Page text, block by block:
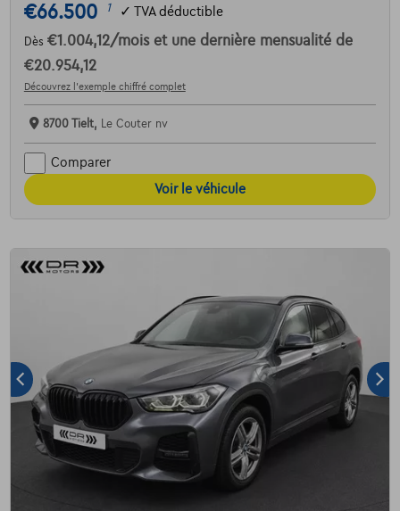
€66.500 1 ✓ TVA déductible
Dès €1.004,12/mois et une dernière mensualité de
€20.954,12
Découvrez l’exemple chiffré complet
8700 Tielt, Le Couter nv
Comparer
Voir le véhicule